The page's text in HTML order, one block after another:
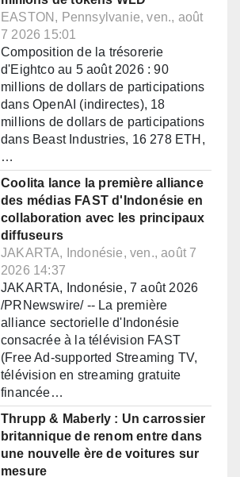
EASTON, Pennsylvanie, ven., août
7 2026 15:01
Composition de la trésorerie
d'Eightco au 5 août 2026 : 90
millions de dollars de participations
dans OpenAI (indirectes), 18
millions de dollars de participations
dans Beast Industries, 16 278 ETH,
…
Coolita lance la première alliance
des médias FAST d'Indonésie en
collaboration avec les principaux
diffuseurs
JAKARTA, Indonésie, ven., août 7
2026 14:37
JAKARTA, Indonésie, 7 août 2026
/PRNewswire/ -- La première
alliance sectorielle d'Indonésie
consacrée à la télévision FAST
(Free Ad-supported Streaming TV,
télévision en streaming gratuite
financée…
Thrupp & Maberly : Un carrossier
britannique de renom entre dans
une nouvelle ère de voitures sur
mesure